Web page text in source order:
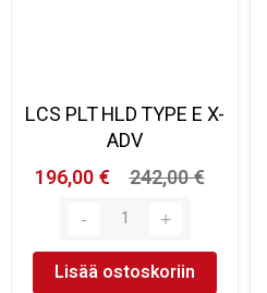
LCS PLT HLD TYPE E X-
ADV
196,00 €
242,00 €
Lisää ostoskoriin